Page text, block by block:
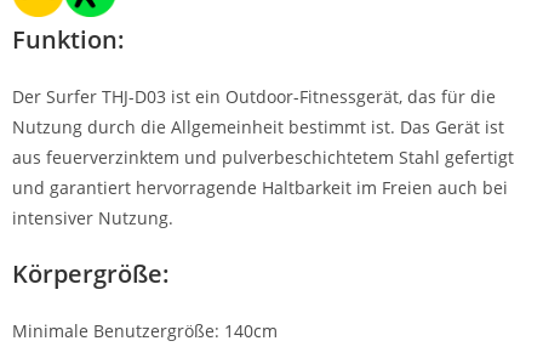
Funktion:
Der Surfer THJ-D03 ist ein Outdoor-Fitnessgerät, das für die
Nutzung durch die Allgemeinheit bestimmt ist. Das Gerät ist
aus feuerverzinktem und pulverbeschichtetem Stahl gefertigt
und garantiert hervorragende Haltbarkeit im Freien auch bei
intensiver Nutzung.
Körpergröße:
Minimale Benutzergröße: 140cm